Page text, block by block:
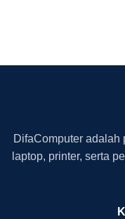
DifaComputer adalah
laptop, printer, serta